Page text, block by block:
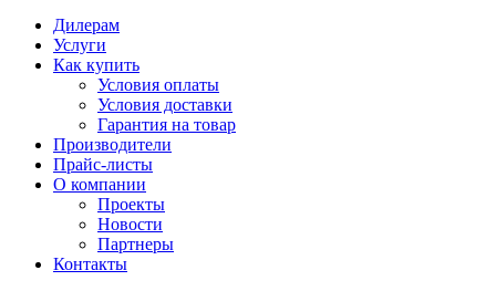
Дилерам
Услуги
Как купить
Условия оплаты
Условия доставки
Гарантия на товар
Производители
Прайс-листы
О компании
Проекты
Новости
Партнеры
Контакты